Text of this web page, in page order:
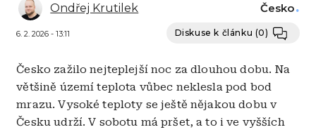
Ondřej Krutilek
6. 2. 2026 - 13:11
Česko
Diskuse k článku (0)
Česko zažilo nejteplejší noc za dlouhou dobu. Na
většině území teplota vůbec neklesla pod bod
mrazu. Vysoké teploty se ještě nějakou dobu v
Česku udrží. V sobotu má pršet, a to i ve vyšších